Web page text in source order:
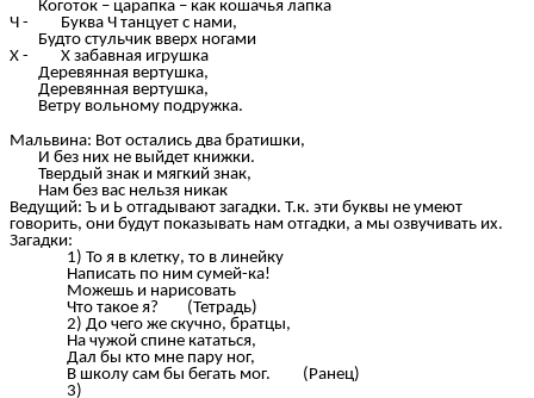
Коготок – царапка – как кошачья лапка
Ч - Буква Ч танцует с нами,
Будто стульчик вверх ногами
Х - Х забавная игрушка
Деревянная вертушка,
Деревянная вертушка,
Ветру вольному подружка.
Мальвина: Вот остались два братишки,
И без них не выйдет книжки.
Твердый знак и мягкий знак,
Нам без вас нельзя никак
Ведущий: Ъ и Ь отгадывают загадки. Т.к. эти буквы не умеют
говорить, они будут показывать нам отгадки, а мы озвучивать их.
Загадки:
То я в клетку, то в линейку
Написать по ним сумей-ка!
Можешь и нарисовать
Что такое я? (Тетрадь)
До чего же скучно, братцы,
На чужой спине кататься,
Дал бы кто мне пару ног,
В школу сам бы бегать мог. (Ранец)